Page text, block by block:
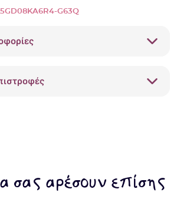
G63Q
σας αρέσουν επίσης